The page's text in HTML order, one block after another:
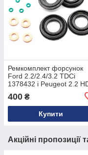
Ремкомплект форсунок
Ford 2.2/2.4/3.2 TDCi
1378432 і Peugeot 2.2
400 ₴
Купити
Акційні пропозиції